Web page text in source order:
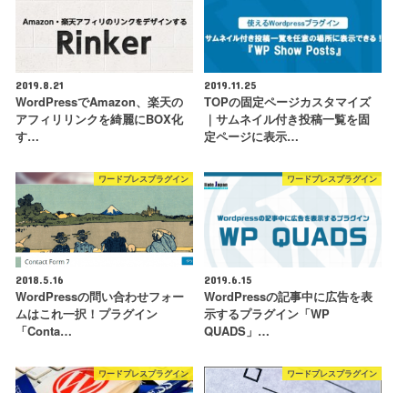
2019.8.21
WordPressでAmazon、楽天の
アフィリリンクを綺麗にBOX化
す…
2019.11.25
TOPの固定ページカスタマイズ
｜サムネイル付き投稿一覧を固
定ページに表示…
ワードプレスプラグイン
2018.5.16
WordPressの問い合わせフォー
ムはこれ一択！プラグイン
「Conta…
ワードプレスプラグイン
2019.6.15
WordPressの記事中に広告を表
示するプラグイン「WP
QUADS」…
ワードプレスプラグイン ワードプレスプラグイン